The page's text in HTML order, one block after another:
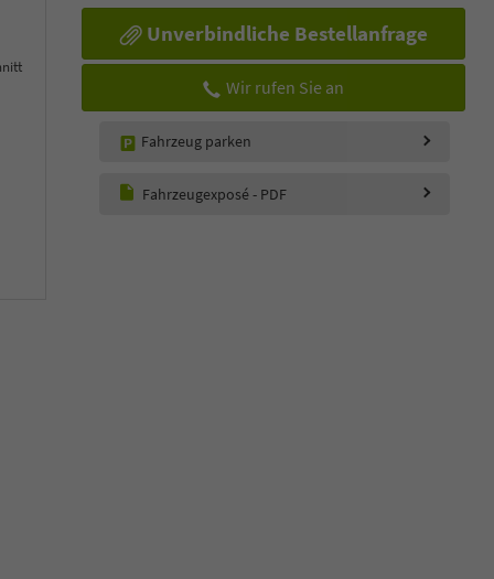
Unverbindliche Bestellanfrage
Wir rufen Sie an
Fahrzeug parken
Fahrzeugexposé - PDF